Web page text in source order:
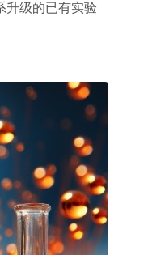
升级的已有实验